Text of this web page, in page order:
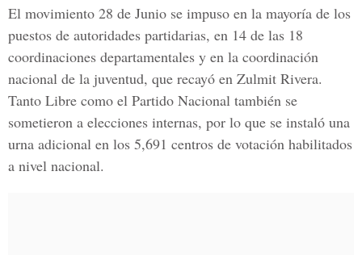
El movimiento 28 de Junio se impuso en la mayoría de los
puestos de autoridades partidarias, en 14 de las 18
coordinaciones departamentales y en la coordinación
nacional de la juventud, que recayó en Zulmit Rivera.
Tanto Libre como el Partido Nacional también se
sometieron a elecciones internas, por lo que se instaló una
urna adicional en los 5,691 centros de votación habilitados
a nivel nacional.